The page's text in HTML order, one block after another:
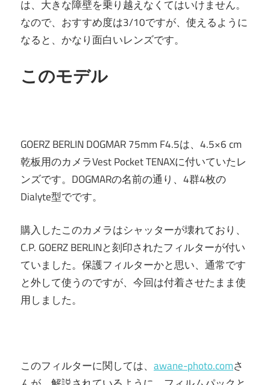
は、大きな障壁を乗り越えなくてはいけません。
なので、おすすめ度は3/10ですが、使えるように
なると、かなり面白いレンズです。
このモデル
GOERZ BERLIN DOGMAR 75mm F4.5は、4.5×6 cm
乾板用のカメラVest Pocket TENAXに付いていたレ
ンズです。DOGMARの名前の通り、4群4枚の
Dialyte型でです。
購入したこのカメラはシャッターが壊れており、
C.P. GOERZ BERLINと刻印されたフィルターが付い
ていました。保護フィルターかと思い、通常です
と外して使うのですが、今回は付着させたまま使
用しました。
このフィルターに関しては、 awane-photo.comさ